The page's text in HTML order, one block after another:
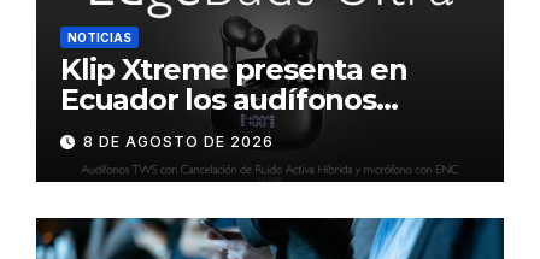
NOTICIAS
Klip Xtreme presenta en
Ecuador los audífonos
DynaBuds con sonido
inteligente y control táctil
8 DE AGOSTO DE 2026